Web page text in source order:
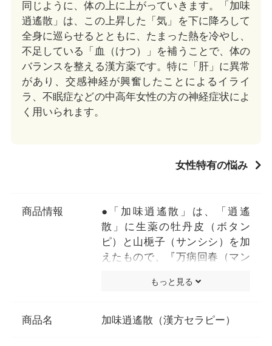
同じように、体の上に上がっていきます。「加味
逍遙散」は、この上昇した「気」を下に降ろして
全身に巡らせるとともに、たまった熱を冷やし、
不足している「血（けつ）」を補うことで、体の
バランスを整える漢方薬です。特に「肝」に異常
があり、交感神経が興奮したことによるイライ
ラ、不眠症などの中高年女性の方の神経症状によ
く用いられます。
女性特有の悩み
商品情報
●「加味逍遙散」は、「逍遙
散」に生薬の牡丹皮（ボタン
ピ）と山梔子（サンシシ）を加
えたもので、『万病回春（マン
れている薬方です。
方の更年期障害や、血の道症な
もっと見る
商品名 加味逍遙散（漢方セラピー）